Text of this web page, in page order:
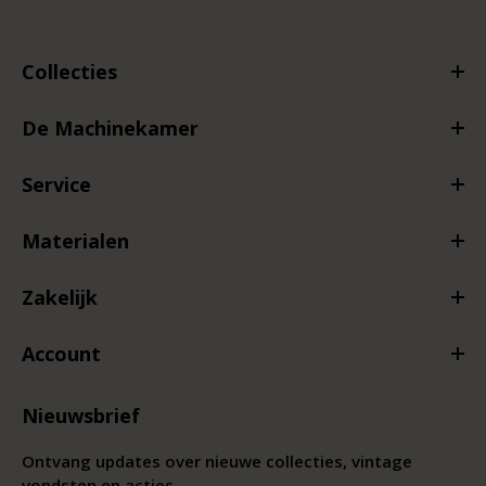
Collecties
De Machinekamer
Service
Materialen
Zakelijk
Account
Nieuwsbrief
Ontvang updates over nieuwe collecties, vintage